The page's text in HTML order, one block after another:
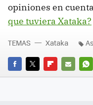
opiniones en
que tuviera Xataka?
FACEBOOK
TWITTERFLIPBOARD
E-
TEMAS Xataka